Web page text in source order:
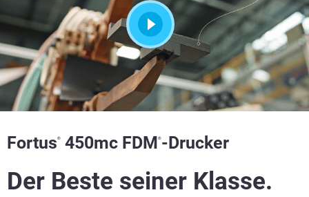
Fortus® 450mc FDM®-Drucker
Der Beste seiner Klasse.